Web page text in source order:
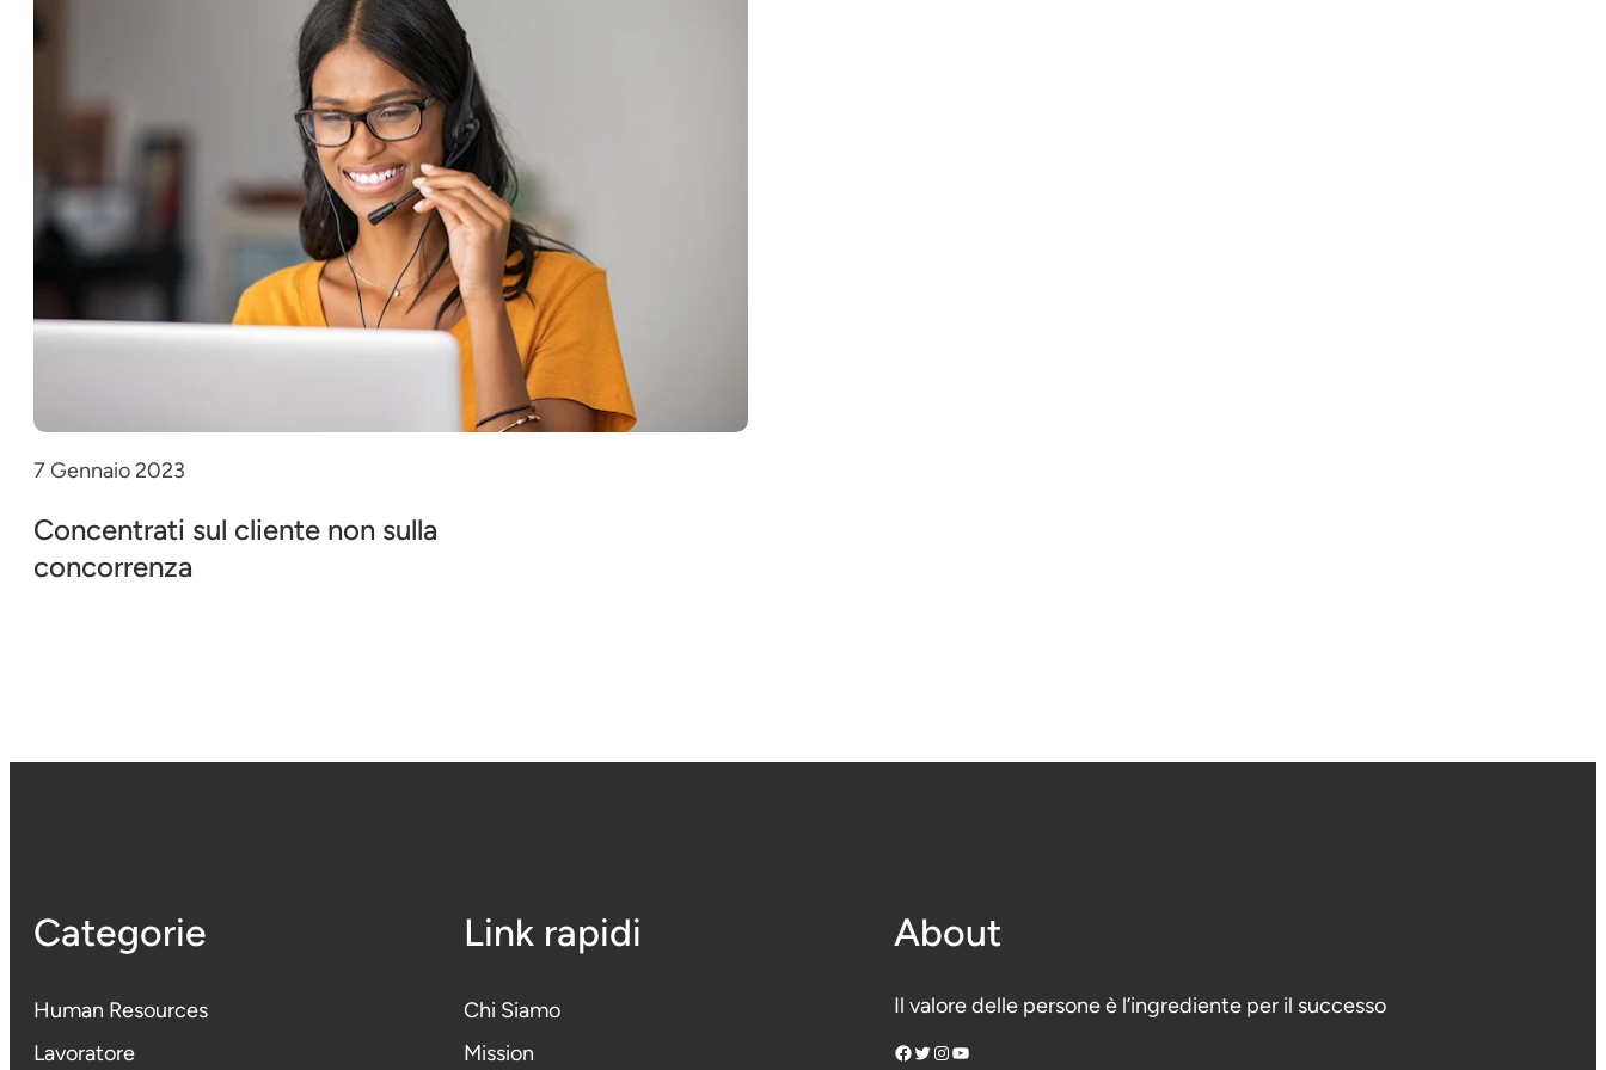
7 Gennaio 2023
Concentrati sul cliente non sulla
concorrenza
Categorie
Human Resources
Lavoratore
Link rapidi
Chi Siamo
Mission
About
Il valore delle persone è l’ingrediente per il successo
Facebook Twitter InstagramYouTube